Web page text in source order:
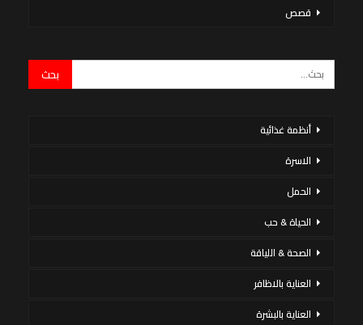
قصص
أنظمة غذائية
الاسرة
الحمل
الحياة & حب
الصحة & اللياقة
العناية بالاظافر
العناية بالبشرة